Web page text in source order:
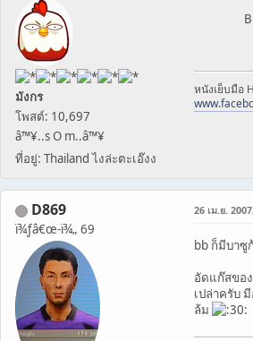
มังกร
โพสต์: 10,697
â™¥..s O m..â™¥
ที่อยู่: Thailand ไงล่ะตะเอ๊งง
หนังเย็บมือ
D869
ï¾ƒâ€œ-ï¾„ 69
26 เม.ย.
bb ก็มีบาซู
อัดแก๊สขอ
เปล่าครับ
ล้ม